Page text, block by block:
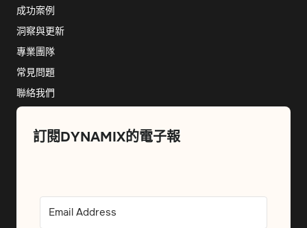
成功案例
洞察與更新
專業團隊
常見問題
聯絡我們
訂閱DYNAMIX的電子報